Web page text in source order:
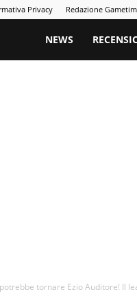
Privacy Redazione
Gametimers
NEWS
tornare Ezio Auditore! Il